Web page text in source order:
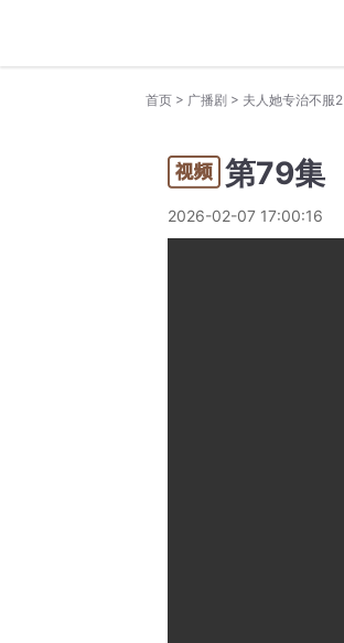
首页 > 广播剧 > 夫人她专治不服2
第79集
2026-02-07 17:00:16